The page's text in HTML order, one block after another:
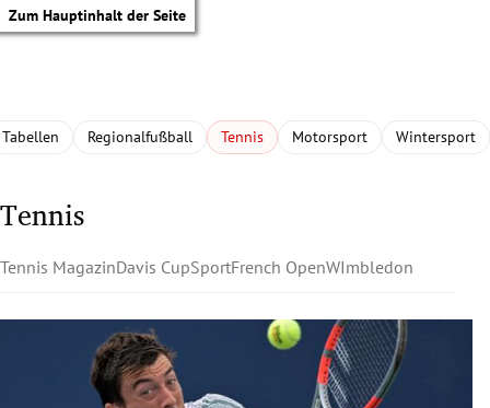
Zum Hauptinhalt der Seite
Tabellen Regionalfußball Tennis Motorsport Wintersport
Tennis
Tennis MagazinDavis CupSportFrench OpenWImbledon